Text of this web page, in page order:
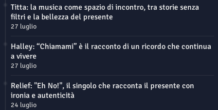
Titta: la musica come spazio di incontro, tra storie senza
filtri e la bellezza del presente
27 luglio
Halley: “Chiamami” è il racconto di un ricordo che continua
a vivere
27 luglio
Relief: "Eh No!", il singolo che racconta il presente con
ironia e autenticità
24 luglio